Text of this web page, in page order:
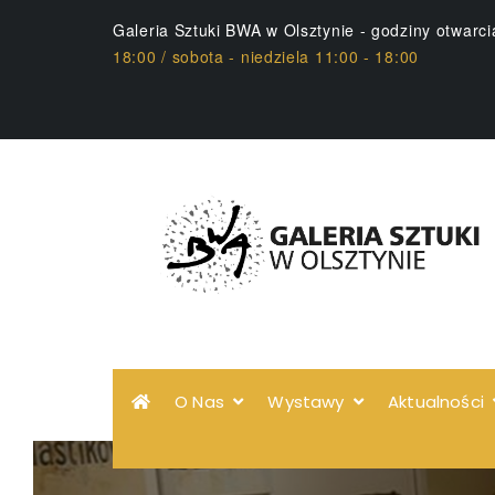
Galeria Sztuki BWA w Olsztynie - godziny
18:00 / sobota - niedziela 11:00 - 18:00
O Nas Wystawy Aktualności